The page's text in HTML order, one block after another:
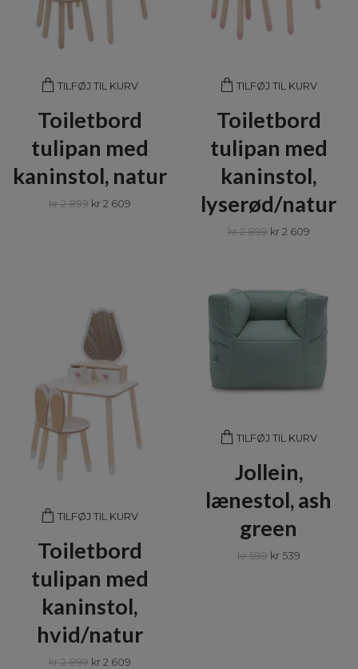
TILFØJ TIL KURV
Toiletbord
tulipan med
kaninstol, natur
kr 2 899 kr 2 609
TILFØJ TIL KURV
Toiletbord
tulipan med
kaninstol,
lyserød/natur
kr 2 899 kr 2 609
TILFØJ TIL KURV
Toiletbord
tulipan med
kaninstol,
hvid/natur
kr 2 899 kr 2 609
TILFØJ TIL KURV
Jollein,
lænestol, ash
green
kr 599 kr 539